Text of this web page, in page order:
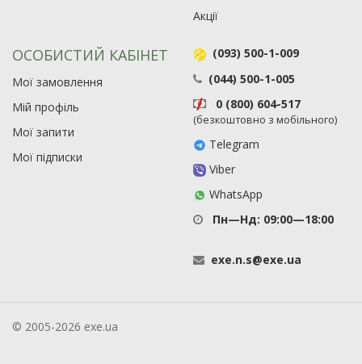
Акції
ОСОБИСТИЙ КАБІНЕТ
Мої замовлення
Мій профіль
Мої запити
Мої підписки
(093) 500-1-009
(044) 500-1-005
0 (800) 604-517
(безкоштовно з мобільного)
Telegram
Viber
WhatsApp
Пн—Нд: 09:00—18:00
exe.n.s@exe.ua
© 2005-2026 exe.ua